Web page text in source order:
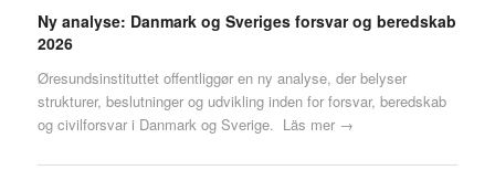
Ny analyse: Danmark og Sveriges forsvar og beredskab
2026
Øresundsinstituttet offentliggør en ny analyse, der belyser
strukturer, beslutninger og udvikling inden for forsvar, beredskab
og civilforsvar i Danmark og Sverige. Läs mer →